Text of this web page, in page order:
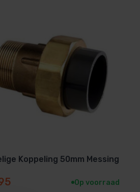
Koppeling 50mm Messing
Op voorraad